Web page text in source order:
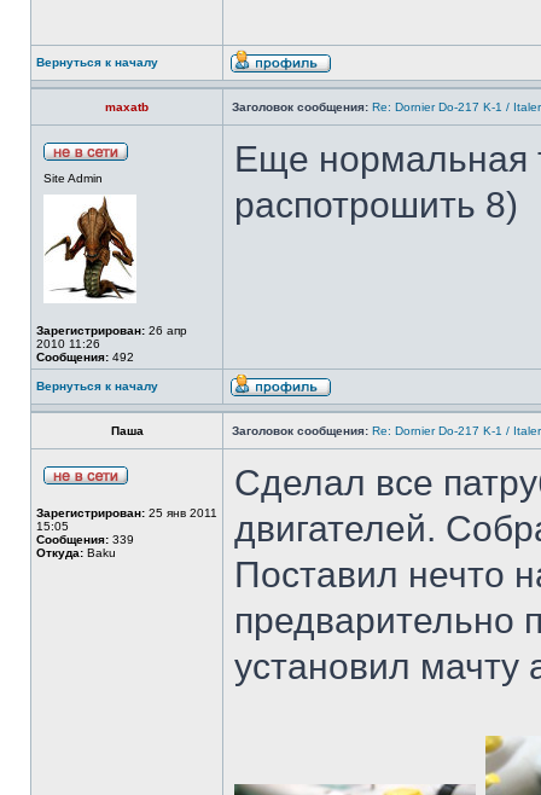
Вернуться к началу
maxatb Заголовок сообщения: Re: Dornier Do-217 K-1 /
Site Admin
Зарегистрирован: 26 апр
2010 11:26
Сообщения: 492
Еще нормальная
распотрошить 8)
Вернуться к началу
Паша Заголовок сообщения: Re: Dornier Do-217 K-1 /
Зарегистрирован: 25 янв 2011
15:05
Сообщения: 339
Откуда: Baku
Сделал все
двигателей.
Поставил нечто
предварительно
установил мачту